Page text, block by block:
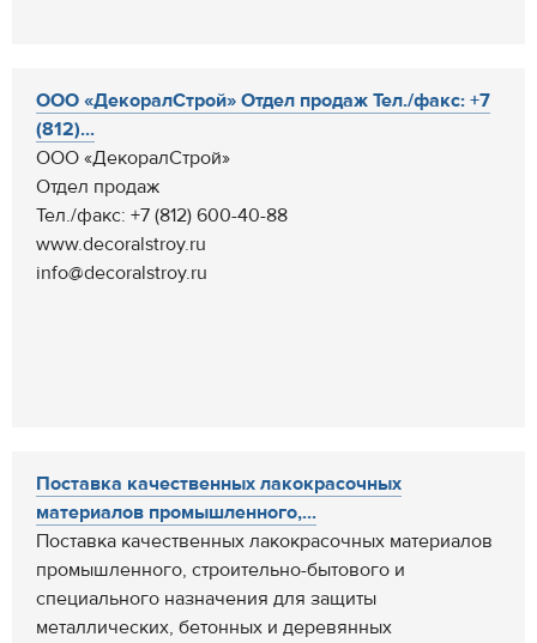
ООО «ДекоралСтрой» Отдел продаж Тел./факс: +7
(812)...
ООО «ДекоралСтрой»
Отдел продаж
Тел./факс: +7 (812) 600-40-88
www.decoralstroy.ru
info@decoralstroy.ru
Поставка качественных лакокрасочных
материалов промышленного,...
Поставка качественных лакокрасочных материалов
промышленного, строительно-бытового и
специального назначения для защиты
металлических, бетонных и деревянных